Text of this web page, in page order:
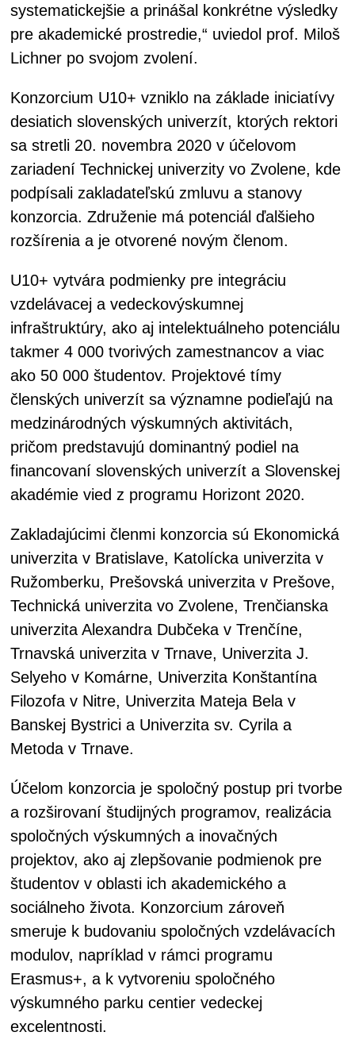
systematickejšie a prinášal konkrétne výsledky
pre akademické prostredie,“ uviedol prof. Miloš
Lichner po svojom zvolení.
Konzorcium U10+ vzniklo na základe iniciatívy
desiatich slovenských univerzít, ktorých rektori
sa stretli 20. novembra 2020 v účelovom
zariadení Technickej univerzity vo Zvolene, kde
podpísali zakladateľskú zmluvu a stanovy
konzorcia. Združenie má potenciál ďalšieho
rozšírenia a je otvorené novým členom.
U10+ vytvára podmienky pre integráciu
vzdelávacej a vedeckovýskumnej
infraštruktúry, ako aj intelektuálneho potenciálu
takmer 4 000 tvorivých zamestnancov a viac
ako 50 000 študentov. Projektové tímy
členských univerzít sa významne podieľajú na
medzinárodných výskumných aktivitách,
pričom predstavujú dominantný podiel na
financovaní slovenských univerzít a Slovenskej
akadémie vied z programu Horizont 2020.
Zakladajúcimi členmi konzorcia sú Ekonomická
univerzita v Bratislave, Katolícka univerzita v
Ružomberku, Prešovská univerzita v Prešove,
Technická univerzita vo Zvolene, Trenčianska
univerzita Alexandra Dubčeka v Trenčíne,
Trnavská univerzita v Trnave, Univerzita J.
Selyeho v Komárne, Univerzita Konštantína
Filozofa v Nitre, Univerzita Mateja Bela v
Banskej Bystrici a Univerzita sv. Cyrila a
Metoda v Trnave.
Účelom konzorcia je spoločný postup pri tvorbe
a rozširovaní študijných programov, realizácia
spoločných výskumných a inovačných
projektov, ako aj zlepšovanie podmienok pre
študentov v oblasti ich akademického a
sociálneho života. Konzorcium zároveň
smeruje k budovaniu spoločných vzdelávacích
modulov, napríklad v rámci programu
Erasmus+, a k vytvoreniu spoločného
výskumného parku centier vedeckej
excelentnosti.